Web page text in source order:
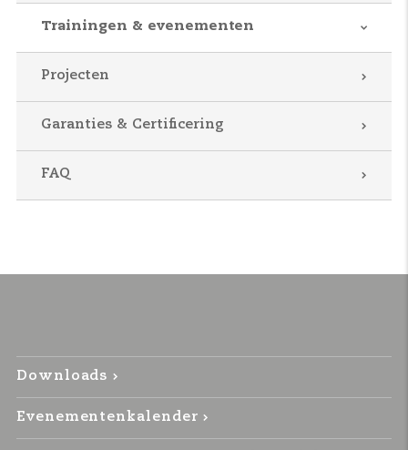
Trainingen & evenementen
Projecten
Garanties & Certificering
FAQ
Downloads
Evenementenkalender